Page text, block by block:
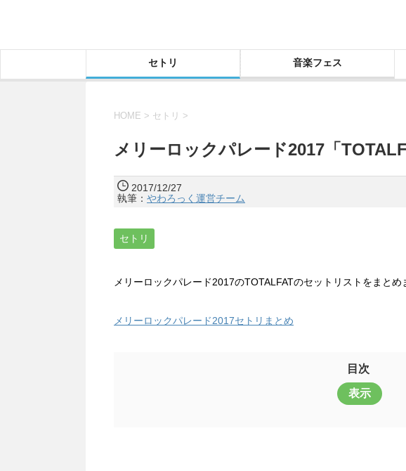
セトリ 音楽フェス
HOME > セトリ >
メリーロックパレード2017「
2017/12/27
執筆： やわろっく運営チーム
セトリ
メリーロックパレード2017のTOTALFATのセットリストをまとめ
メリーロックパレード2017セトリまとめ
目次
表示